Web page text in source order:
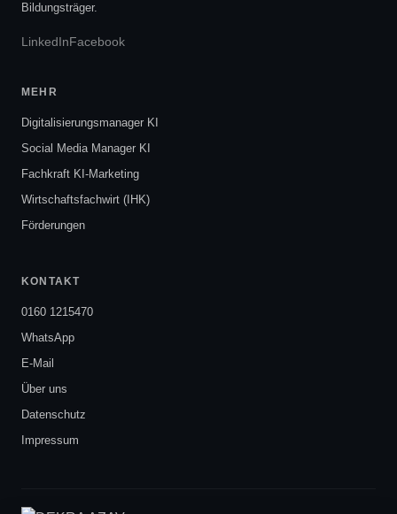
Bildungsträger.
LinkedInFacebook
MEHR
Digitalisierungsmanager KI
Social Media Manager KI
Fachkraft KI-Marketing
Wirtschaftsfachwirt (IHK)
Förderungen
KONTAKT
0160 1215470
WhatsApp
E-Mail
Über uns
Datenschutz
Impressum